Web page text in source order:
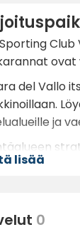
Club
ovat
del Vallo
ja
lisää
0